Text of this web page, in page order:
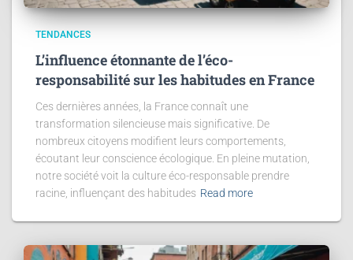
TENDANCES
L’influence étonnante de l’éco-
responsabilité sur les habitudes en France
Ces dernières années, la France connaît une
transformation silencieuse mais significative. De
nombreux citoyens modifient leurs comportements,
écoutant leur conscience écologique. En pleine mutation,
notre société voit la culture éco-responsable prendre
racine, influençant des habitudes Read more